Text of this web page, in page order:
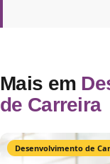
Mais em
de Carreira
Desenvolvimento de